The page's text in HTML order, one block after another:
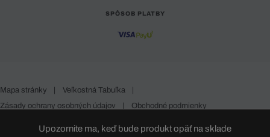
Upozornite ma, keď bude produkt opäť na sklade
SPÔSOB PLATBY
Mapa stránky | Veľkostná Tabuľka
|
Zásady ochrany osobných údajov
| Obchodné podmienky